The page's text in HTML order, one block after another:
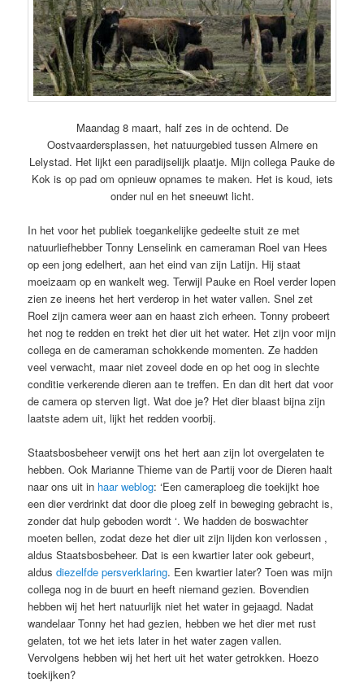
Maandag 8 maart, half zes in de ochtend. De
Oostvaardersplassen, het natuurgebied tussen Almere en
Lelystad. Het lijkt een paradijselijk plaatje. Mijn collega Pauke de
Kok is op pad om opnieuw opnames te maken. Het is koud, iets
onder nul en het sneeuwt licht.
In het voor het publiek toegankelijke gedeelte stuit ze met
natuurliefhebber Tonny Lenselink en cameraman Roel van Hees
op een jong edelhert, aan het eind van zijn Latijn. Hij staat
moeizaam op en wankelt weg. Terwijl Pauke en Roel verder lopen
zien ze ineens het hert verderop in het water vallen. Snel zet
Roel zijn camera weer aan en haast zich erheen. Tonny probeert
het nog te redden en trekt het dier uit het water. Het zijn voor mijn
collega en de cameraman schokkende momenten. Ze hadden
veel verwacht, maar niet zoveel dode en op het oog in slechte
conditie verkerende dieren aan te treffen. En dan dit hert dat voor
de camera op sterven ligt. Wat doe je? Het dier blaast bijna zijn
laatste adem uit, lijkt het redden voorbij.
Staatsbosbeheer verwijt ons het hert aan zijn lot overgelaten te
hebben. Ook Marianne Thieme van de Partij voor de Dieren haalt
naar ons uit in haar weblog: ‘Een cameraploeg die toekijkt hoe
een dier verdrinkt dat door die ploeg zelf in beweging gebracht is,
zonder dat hulp geboden wordt ‘. We hadden de boswachter
moeten bellen, zodat deze het dier uit zijn lijden kon verlossen ,
aldus Staatsbosbeheer. Dat is een kwartier later ook gebeurt,
aldusdiezelfde persverklaring. Een kwartier later? Toen was mijn
collega nog in de buurt en heeft niemand gezien. Bovendien
hebben wij het hert natuurlijk niet het water in gejaagd. Nadat
wandelaar Tonny het had gezien, hebben we het dier met rust
gelaten, tot we het iets later in het water zagen vallen.
Vervolgens hebben wij het hert uit het water getrokken. Hoezo
toekijken?